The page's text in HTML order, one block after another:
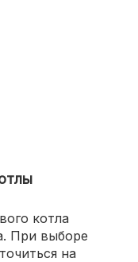
котла
При выборе
на